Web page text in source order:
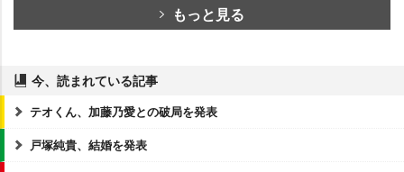
もっと見る
今、読まれている記事
テオくん、加藤乃愛との破局を発表
戸塚純貴、結婚を発表